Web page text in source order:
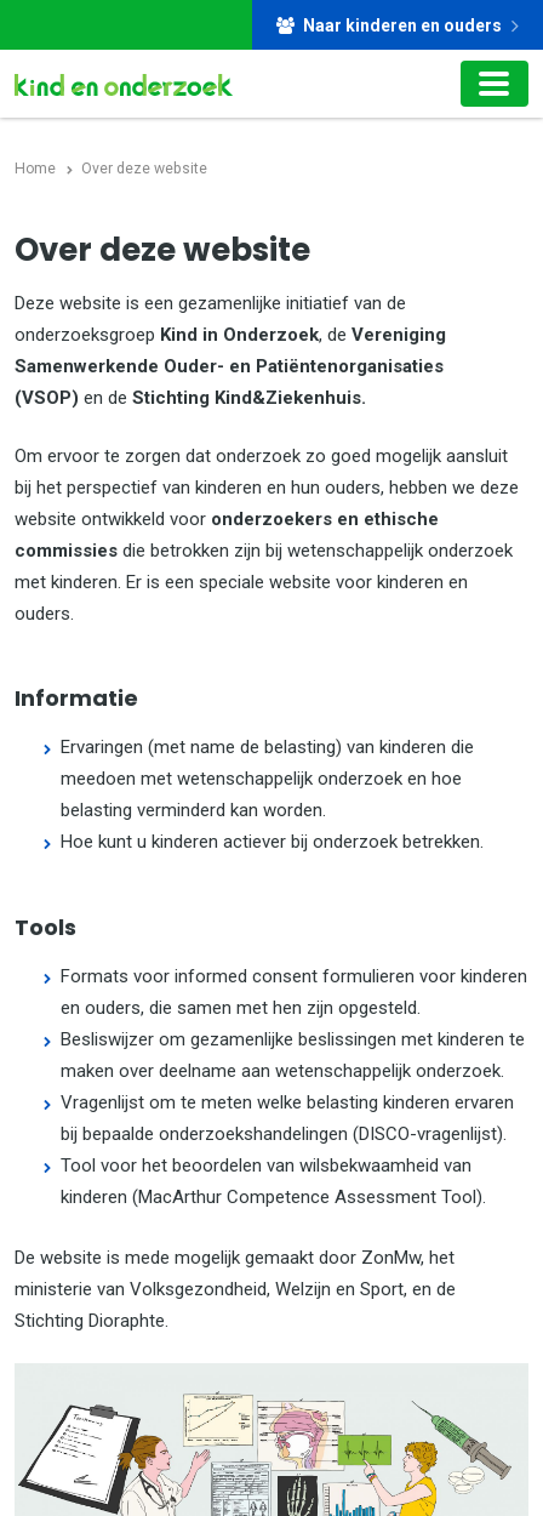
Naar kinderen en ouders
Home Over deze website
Over deze website
Deze website is een gezamenlijke initiatief van de
onderzoeksgroep Kind in Onderzoek, de Vereniging
Samenwerkende Ouder- en Patiëntenorganisaties
(VSOP) en de Stichting Kind&Ziekenhuis.
Om ervoor te zorgen dat onderzoek zo goed mogelijk aansluit
bij het perspectief van kinderen en hun ouders, hebben we deze
website ontwikkeld voor onderzoekers en ethische
commissies die betrokken zijn bij wetenschappelijk onderzoek
met kinderen. Er is een speciale website voor kinderen en
ouders.
Informatie
Ervaringen (met name de belasting) van kinderen die
meedoen met wetenschappelijk onderzoek en hoe
belasting verminderd kan worden.
Hoe kunt u kinderen actiever bij onderzoek betrekken.
Tools
Formats voor informed consent formulieren voor kinderen
en ouders, die samen met hen zijn opgesteld.
Besliswijzer om gezamenlijke beslissingen met kinderen te
maken over deelname aan wetenschappelijk onderzoek.
Vragenlijst om te meten welke belasting kinderen ervaren
bij bepaalde onderzoekshandelingen (DISCO-vragenlijst).
Tool voor het beoordelen van wilsbekwaamheid van
kinderen (MacArthur Competence Assessment Tool).
De website is mede mogelijk gemaakt door ZonMw, het
ministerie van Volksgezondheid, Welzijn en Sport, en de
Stichting Dioraphte.